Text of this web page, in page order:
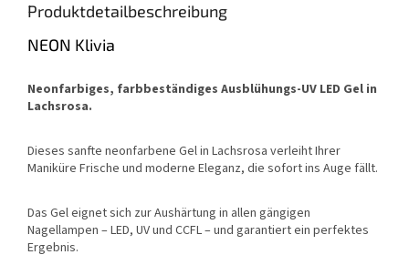
Produktdetailbeschreibung
NEON Klivia
Neonfarbiges, farbbeständiges Ausblühungs-UV LED Gel in
Lachsrosa.
Dieses sanfte neonfarbene Gel in Lachsrosa verleiht Ihrer
Maniküre Frische und moderne Eleganz, die sofort ins Auge fällt.
Das Gel eignet sich zur Aushärtung in allen gängigen
Nagellampen – LED, UV und CCFL – und garantiert ein perfektes
Ergebnis.